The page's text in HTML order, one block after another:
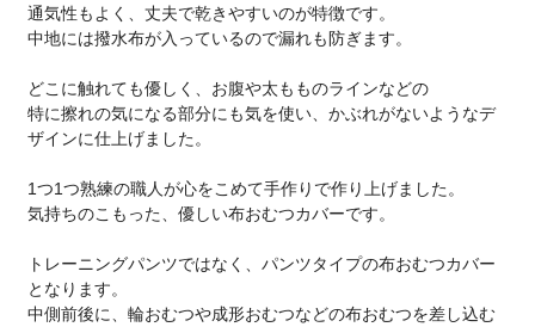
通気性もよく、丈夫で乾きやすいのが特徴です。
中地には撥水布が入っているので漏れも防ぎます。
どこに触れても優しく、お腹や太もものラインなどの
特に擦れの気になる部分にも気を使い、かぶれがないようなデ
ザインに仕上げました。
1つ1つ熟練の職人が心をこめて手作りで作り上げました。
気持ちのこもった、優しい布おむつカバーです。
トレーニングパンツではなく、パンツタイプの布おむつカバー
となります。
中側前後に、輪おむつや成形おむつなどの布おむつを差し込む